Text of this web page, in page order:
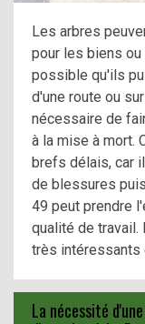
Les arbres
pour les biens
possible qu'ils
d'une route ou
nécessaire de
à la mise à mort.
brefs délais, car
de blessures
49 peut prendre
qualité de
très intéressants
La nécessité